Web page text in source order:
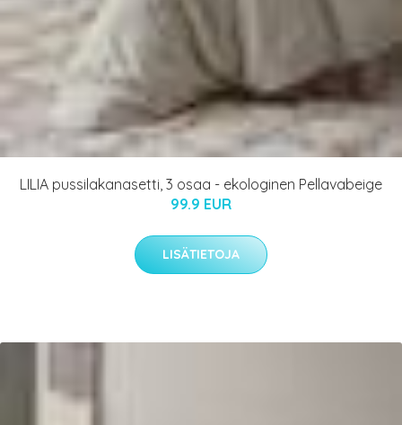
LILIA pussilakanasetti, 3 osaa - ekologinen Pellavabeige
99.9 EUR
LISÄTIETOJA